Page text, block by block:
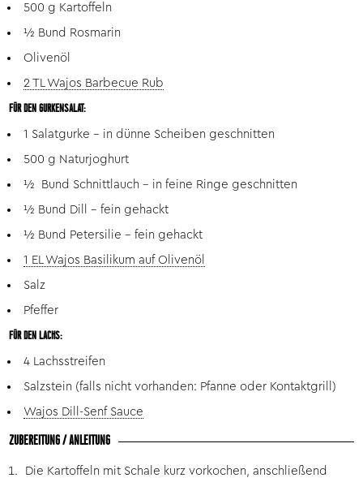
500 g Kartoffeln
½ Bund Rosmarin
Olivenöl
2 TL Wajos Barbecue Rub
FÜR DEN GURKENSALAT:
1 Salatgurke – in dünne Scheiben geschnitten
500 g Naturjoghurt
½ Bund Schnittlauch – in feine Ringe geschnitten
½ Bund Dill – fein gehackt
½ Bund Petersilie – fein gehackt
1 EL Wajos Basilikum auf Olivenöl
Salz
Pfeffer
FÜR DEN LACHS:
4 Lachsstreifen
Salzstein (falls nicht vorhanden: Pfanne oder Kontaktgrill)
Wajos Dill-Senf Sauce
ZUBEREITUNG / ANLEITUNG
Die Kartoffeln mit Schale kurz vorkochen, anschließend